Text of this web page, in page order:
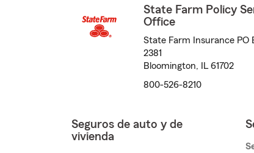
State Farm Policy
Office
State Farm Insurance PO
2381
Bloomington, IL 61702
800-526-8210
Seguros de auto y de
vivienda